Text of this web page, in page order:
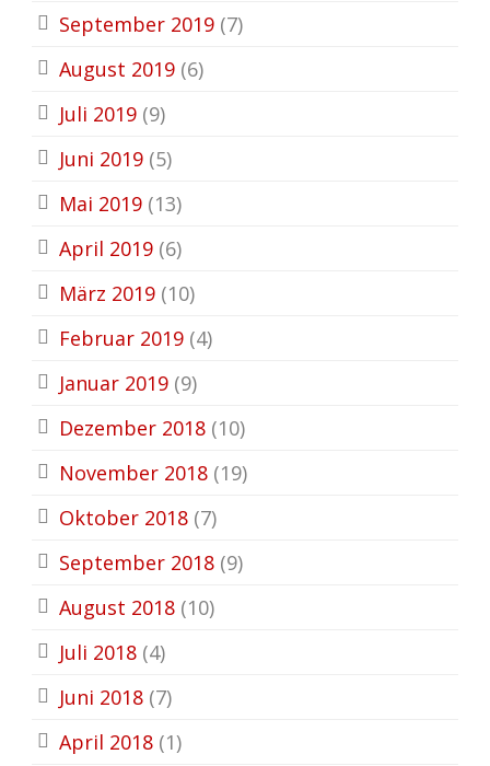
September 2019 (7)
August 2019 (6)
Juli 2019 (9)
Juni 2019 (5)
Mai 2019 (13)
April 2019 (6)
März 2019 (10)
Februar 2019 (4)
Januar 2019 (9)
Dezember 2018 (10)
November 2018 (19)
Oktober 2018 (7)
September 2018 (9)
August 2018 (10)
Juli 2018 (4)
Juni 2018 (7)
April 2018 (1)